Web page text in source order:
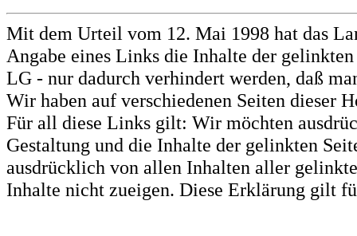
Mit dem Urteil vom 12. Mai 1998 hat das
Angabe eines Links die Inhalte der
LG - nur dadurch verhindert werden, daß
Wir haben auf verschiedenen Seiten dieser
Für all diese Links gilt: Wir möchten
Gestaltung und die Inhalte der gelinkten
ausdrücklich von allen Inhalten aller
Inhalte nicht zueigen. Diese Erklärung gilt